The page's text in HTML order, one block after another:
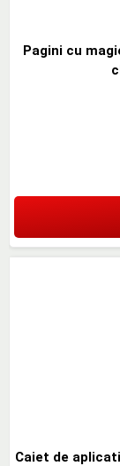
Pagini cu
Caiet de